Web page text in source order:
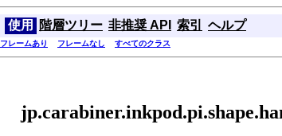
使用 階層ツリー 非推奨 API 索引 ヘルプ
フレームあり フレームなし すべてのクラス